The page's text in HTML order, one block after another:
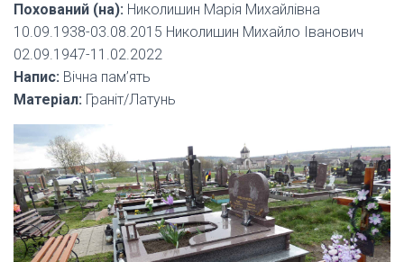
Похований (на): Николишин Марія Михайлівна
10.09.1938-03.08.2015 Николишин Михайло Іванович
02.09.1947-11.02.2022
Напис: Вічна пам’ять
Матеріал: Граніт/Латунь